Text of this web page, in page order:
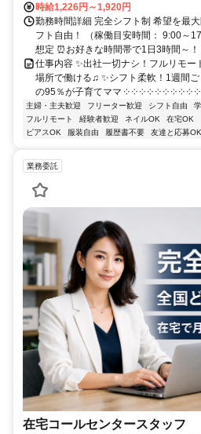
時給1,226円～1,920円
勤務時間詳細 完全シフト制 希望を最
フト自由！ （稼働目安時間： 9:00～
想定 ⏰お好きな時間帯で1日3時間～
仕事内容 ✨出社一切ナシ！フルリモー
場所で働ける♫ ✨シフト柔軟！1週間
の95％が子育てママ ༶ ༶ ༶ ༶ ༶ ༶ ༶ ༶ ༶
主婦・主夫歓迎 フリーター歓迎 シフト自由
フルリモート
経験者歓迎 ネイルOK 在宅OK
ピアスOK
服装自由 履歴書不要 友達と応募OK
業務委託
在宅コールセンタースタッフ